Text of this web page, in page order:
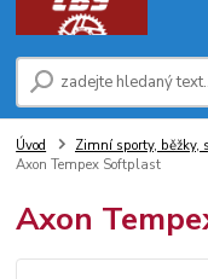
Úvod Zimní sporty, běžky,
Axon Tempex Softplast
Axon